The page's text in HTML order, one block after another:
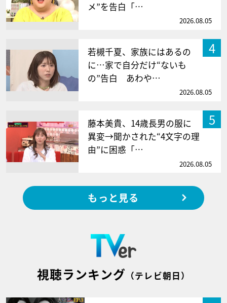
メ”を告白「…
2026.08.05
4
若槻千夏、家族にはあるの
に…家で自分だけ“ないも
の”告白 あわや…
2026.08.05
5
藤本美貴、14歳長男の服に
異変→聞かされた“4文字の理
由”に困惑「…
2026.08.05
もっと見る
視聴ランキング （テレビ朝日）